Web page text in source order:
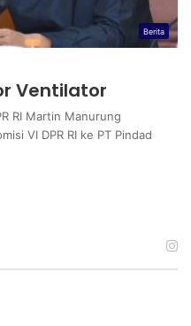
Berita
Ventilator
RI Martin Manurung
VI DPR RI ke PT Pindad